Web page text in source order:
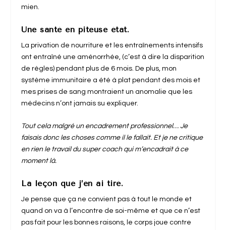
mien.
Une santé en piteuse état.
La privation de nourriture et les entraînements intensifs
ont entraîné une aménorrhée, (c’est à dire la disparition
de règles) pendant plus de 6 mois. De plus, mon
système immunitaire a été à plat pendant des mois et
mes prises de sang montraient un anomalie que les
médecins n’ont jamais su expliquer.
Tout cela malgré un encadrement professionnel… Je
faisais donc les choses comme il le fallait. Et je ne critique
en rien le travail du super coach qui m’encadrait à ce
moment là.
La leçon que j’en ai tiré.
Je pense que ça ne convient pas à tout le monde et
quand on va à l’encontre de soi-même et que ce n’est
pas fait pour les bonnes raisons, le corps joue contre